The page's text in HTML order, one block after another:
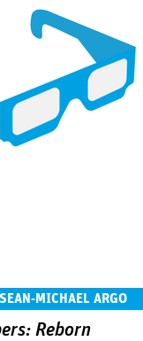
MICHAEL ARGO
Reborn